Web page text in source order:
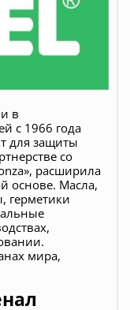
в
с 1966 года
для защиты
со
расширила
основе. Масла,
герметики
мира,